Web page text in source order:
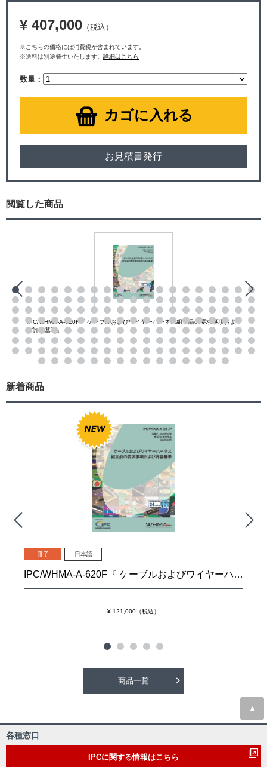
¥ 407,000 （税込）
※こちらの価格には消費税が含まれています。
※送料は別途発生いたします。 詳細はこちら
数量：
カゴに入れる
お見積書発行
閲覧した商品
IPC/WHMA-A-620F『 ケーブルおよびワイヤーハーネス組立品の要求事項およ
び許容基準』
新着商品
冊子 日本語
IPC/WHMA-A-620F『 ケーブルおよびワイヤーハーネス組立品の要求事項および許容基準』
¥ 121,000（税込）
商品一覧
▲
各種窓口
IPCに関する情報はこちら